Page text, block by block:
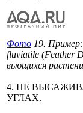
Фото 19.
fluviatile (Feather
вьющихся
4. НЕ
УГЛАХ.